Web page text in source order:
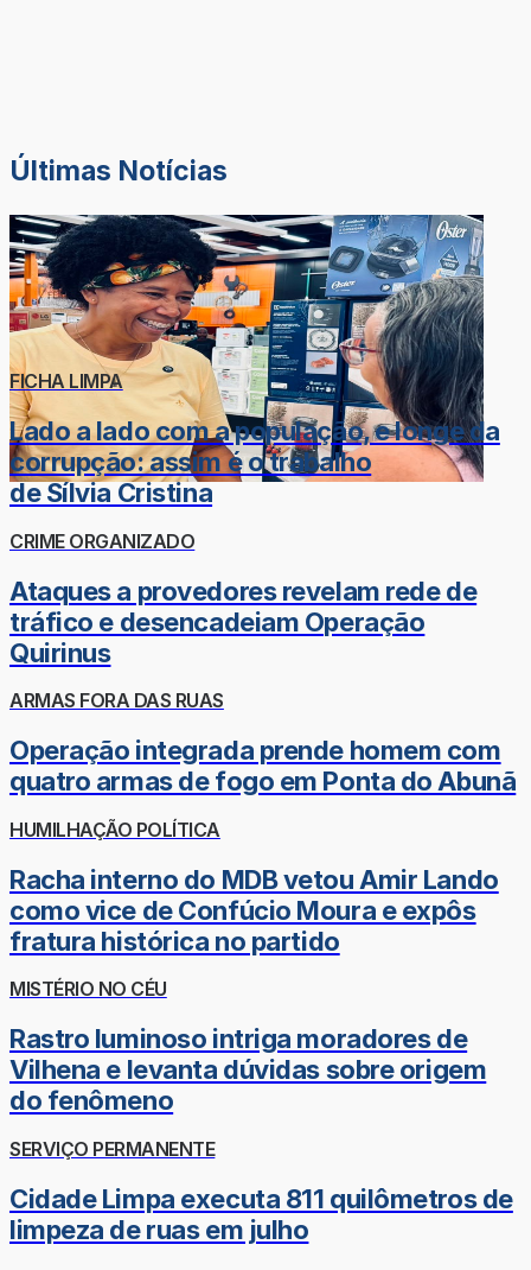
Últimas Notícias
FICHA LIMPA
Lado a lado com a população, e longe da
corrupção: assim é o trabalho
de Sílvia Cristina
CRIME ORGANIZADO
Ataques a provedores revelam rede de
tráfico e desencadeiam Operação
Quirinus
ARMAS FORA DAS RUAS
Operação integrada prende homem com
quatro armas de fogo em Ponta do Abunã
HUMILHAÇÃO POLÍTICA
Racha interno do MDB vetou Amir Lando
como vice de Confúcio Moura e expôs
fratura histórica no partido
MISTÉRIO NO CÉU
Rastro luminoso intriga moradores de
Vilhena e levanta dúvidas sobre origem
do fenômeno
SERVIÇO PERMANENTE
Cidade Limpa executa 811 quilômetros de
limpeza de ruas em julho